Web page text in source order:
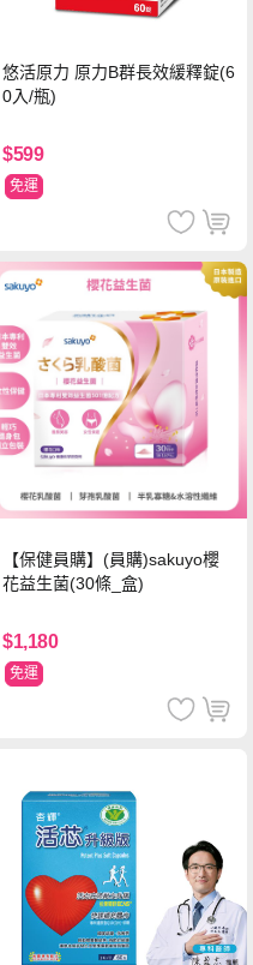
悠活原力 原力B群長效緩釋錠(6
0入/瓶)
$599
免運
【保健員購】(員購)sakuyo櫻
花益生菌(30條_盒)
$1,180
免運